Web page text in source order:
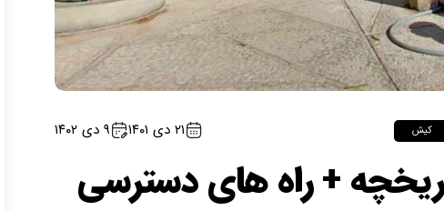
کیش ۲۱ دی ۱۴۰۱ ۹ دی ۱۴۰۲
+ راه های دسترسی